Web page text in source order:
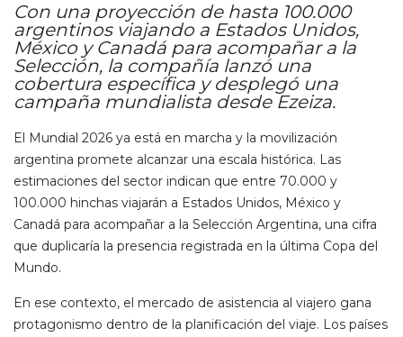
Con una proyección de hasta 100.000
argentinos viajando a Estados Unidos,
México y Canadá para acompañar a la
Selección, la compañía lanzó una
cobertura específica y desplegó una
campaña mundialista desde Ezeiza.
El Mundial 2026 ya está en marcha y la movilización
argentina promete alcanzar una escala histórica. Las
estimaciones del sector indican que entre 70.000 y
100.000 hinchas viajarán a Estados Unidos, México y
Canadá para acompañar a la Selección Argentina, una cifra
que duplicaría la presencia registrada en la última Copa del
Mundo.
En ese contexto, el mercado de asistencia al viajero gana
protagonismo dentro de la planificación del viaje. Los países